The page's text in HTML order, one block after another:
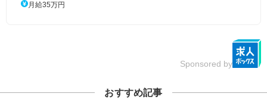
月給35万円
Sponsored by
おすすめ記事